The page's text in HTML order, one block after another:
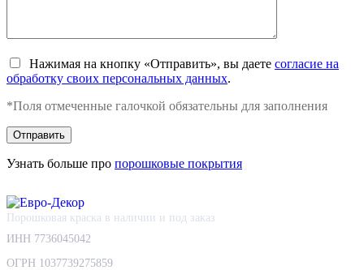
Нажимая на кнопку «Отправить», вы даете согласие на
обработку своих персональных данных.
*Поля отмеченные галочкой обязательны для заполнения
Узнать больше про порошковые покрытия
Порошковая краска в наличии и под заказ
ИНН 7736045042
ОГРН 1037739275859